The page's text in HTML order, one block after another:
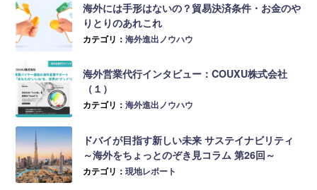
海外には手形はないの？貿易決済条件・お金のや
りとりのあれこれ
カテゴリ：海外進出ノウハウ
海外営業代行インタビュー：COUXU株式会社
（１）
カテゴリ：海外進出ノウハウ
ドバイが目指す新しい未来 サステイナビリティ
～海外をちょっとのぞき見コラム 第26回～
カテゴリ：現地レポート